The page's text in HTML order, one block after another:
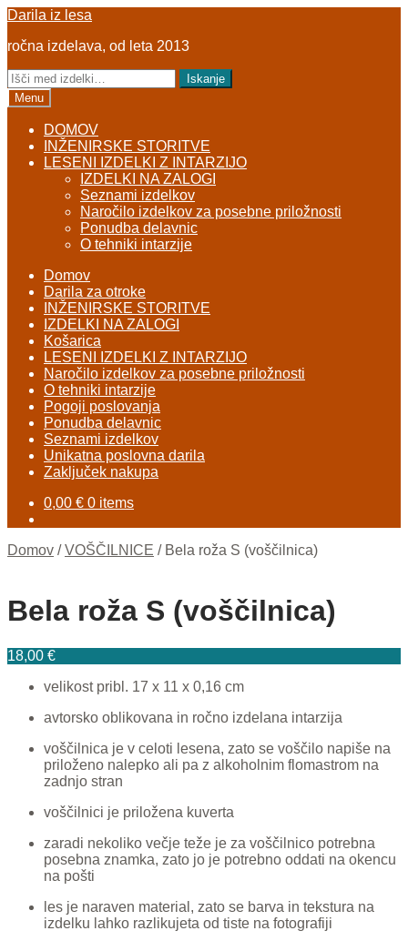
Skip
navigation
Skip
content
Darila iz lesa
ročna izdelava, od leta 2013
Išči:
Iskanje
Menu
DOMOV
INŽENIRSKE STORITVE
LESENI IZDELKI Z INTARZIJO
IZDELKI NA ZALOGI
Seznami izdelkov
Naročilo izdelkov za posebne priložnosti
Ponudba delavnic
O tehniki intarzije
Domov
Darila za otroke
INŽENIRSKE STORITVE
IZDELKI NA ZALOGI
Košarica
LESENI IZDELKI Z INTARZIJO
Naročilo izdelkov za posebne priložnosti
O tehniki intarzije
Pogoji poslovanja
Ponudba delavnic
Seznami izdelkov
Unikatna poslovna darila
Zaključek nakupa
0,00 € 0 items
Domov /VOŠČILNICE / Bela roža S (voščilnica)
Bela roža S (voščilnica)
18,00 €
velikost pribl. 17 x 11 x 0,16 cm
avtorsko oblikovana in ročno izdelana intarzija
voščilnica je v celoti lesena, zato se voščilo napiše na
priloženo nalepko ali pa z alkoholnim flomastrom na
zadnjo stran
voščilnici je priložena kuverta
zaradi nekoliko večje teže je za voščilnico potrebna
posebna znamka, zato jo je potrebno oddati na okencu
na pošti
les je naraven material, zato se barva in tekstura na
izdelku lahko razlikujeta od tiste na fotografiji